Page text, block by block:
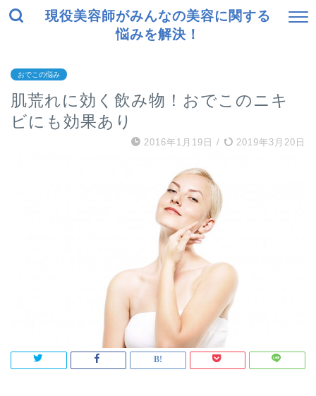
現役美容師がみんなの美容に関する
悩みを解決！
おでこの悩み
肌荒れに効く飲み物！おでこのニキ
ビにも効果あり
2016年1月19日 / 2019年3月20日